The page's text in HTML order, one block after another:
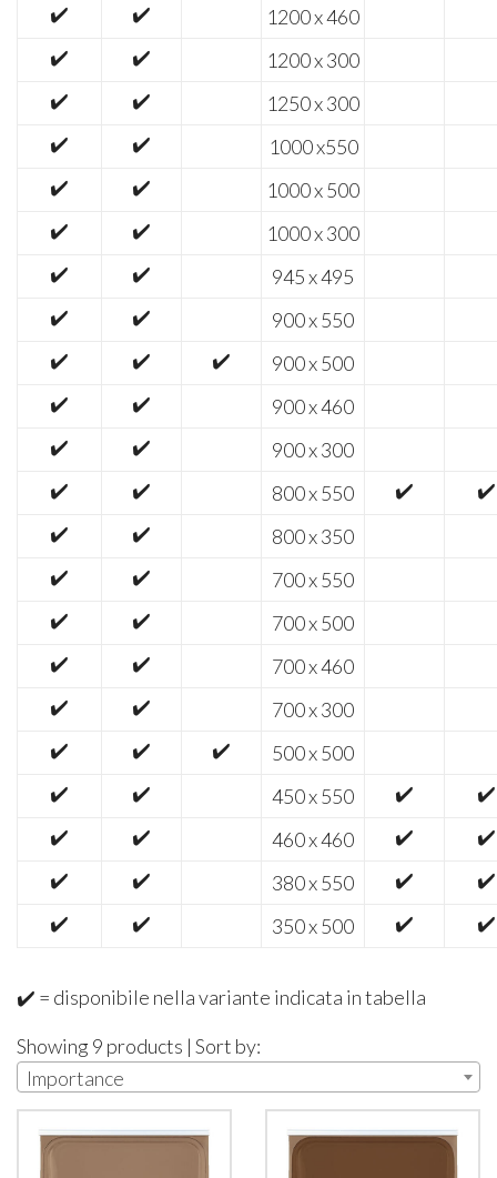
✔️
✔️
1200 x 460
✔️
✔️
1200 x 300
✔️
✔️
1250 x 300
✔️
✔️
1000 x550
✔️
✔️
1000 x 500
✔️
✔️
1000 x 300
✔️
✔️
945 x 495
✔️
✔️
900 x 550
✔️
✔️ ✔️
900 x 500
✔️
✔️
900 x 460
✔️
✔️
900 x 300
✔️
✔️ 800 x 550 ✔️
✔️
✔️
✔️
800 x 350
✔️
✔️
700 x 550
✔️
✔️
700 x 500
✔️
✔️
700 x 460
✔️
✔️
700 x 300
✔️
✔️ ✔️
500 x 500
✔️
✔️ 450 x 550 ✔️
✔️
✔️
✔️ 460 x 460 ✔️
✔️
✔️
✔️ 380 x 550 ✔️
✔️
✔️
✔️ 350 x 500 ✔️ ✔️
✔️ = disponibile nella variante indicata in tabella
Showing 9 products | Sort by:
Importance